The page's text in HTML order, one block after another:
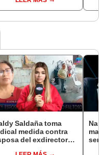
se defiende:
me dio la
Saldaña toma
medida contra
del exdirector